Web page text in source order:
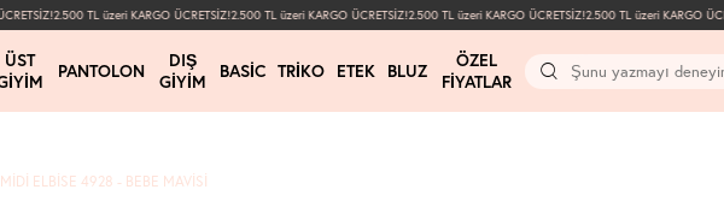
2.500 TL üzeri KARGO ÜCRETSİZ!2.500 TL üzeri KARGO ÜCRETSİZ!2.500 TL üzeri KARGO ÜCRETSİZ!2.500 TL üzeri KARGO
ÜST
PANTOLON
DIŞ
GIYIM
BASIC TRIKO ETEK BLUZ
ÖZEL
FIYATLAR
ELBISE 4928 - BEBE MAVISI